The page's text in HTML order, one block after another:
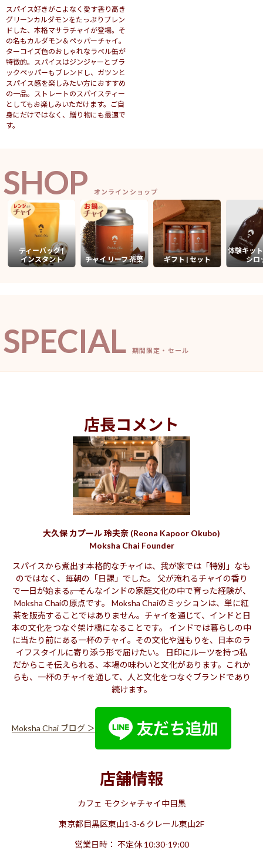
風通しがよい明るい店内は約20席
明るい採光の店内はテーブル席を含めて約24席。店内の手前と奥に
はカウンター席も９席以上ご用意しています。お一人様でのご来店
でも安心です。
店内はセルフサービス
お水やおしぼりはカウンター右側に置いてありますのでご自由にお
取りください。お帰りの際、お時間に余裕のある方はカウンターへ
トレーを返却のご協力をお願いします。
Wifiと電源有 快適なリモートワーク
店内右奥のカウンターには電源/コンセントが設置してあります。店
集中した作業や読書なども可能です。もちろんFree Wifiもご利用い
広々とした店内。春と秋はオープンテラスに
スパイス好きがこよなく愛す香り高き
グリーンカルダモンをたっぷりブレン
ドした、本格マサラチャイが登場。そ
の名もカルダモン＆ペッパーチャイ。
ターコイズ色のおしゃれなラベル缶が
特徴的。スパイスはジンジャーとブラ
ックペッパーもブレンドし、ガツンと
スパイス感を楽しみたい方におすすめ
の一品。ストレートのスパイスティー
としてもお楽しみいただけます。ご自
身にだけではなく、贈り物にも最適で
す。
SHOP オンラインショップ
ティーバッグ |
インスタント
チャイ リーフ 茶葉 ギフト | セット
体験キッ
シロ
SPECIAL 期間限定・セール
店長コメント
大久保 カプール 玲夫奈 (Reona Kapoor Okubo)
Moksha Chai Founder
スパイスから煮出す本格的なチャイは、我が家では「特別」なも
のではなく、毎朝の「日課」でした。 父が淹れるチャイの香り
で一日が始まる――。そんなインドの家庭文化の中で育った経験が、
Moksha Chaiの原点です。 Moksha Chaiのミッションは、単に紅
茶を販売することではありません。チャイを通じて、インドと日
本の文化をつなぐ架け橋になることです。 インドでは暮らしの中
に当たり前にある一杯のチャイ。その文化や温もりを、日本のラ
イフスタイルに寄り添う形で届けたい。 日印にルーツを持つ私
だからこそ伝えられる、本場の味わいと文化があります。これか
らも、一杯のチャイを通して、人と文化をつなぐブランドであり
続けます。
Moksha Chai ブログ ＞
店舗情報
カフェ モクシャチャイ中目黒
東京都目黒区東山1-3-6 クレール東山2F
営業日時： 不定休 10:30-19:00